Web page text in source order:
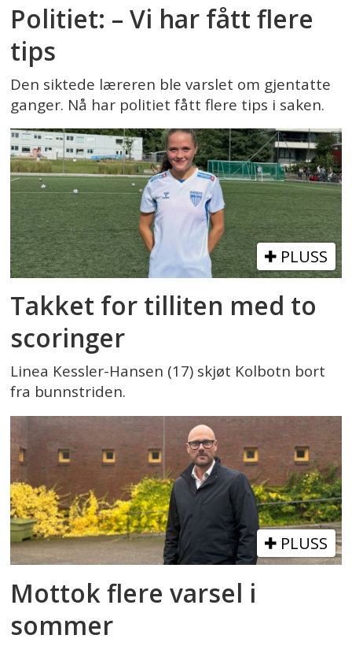
Politiet: – Vi har fått flere
tips
Den siktede læreren ble varslet om gjentatte
ganger. Nå har politiet fått flere tips i saken.
PLUSS
Takket for tilliten med to
scoringer
Linea Kessler-Hansen (17) skjøt Kolbotn bort
fra bunnstriden.
PLUSS
Mottok flere varsel i
sommer